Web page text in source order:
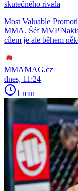
skutečného rivala
Most Valuable
MMA. Šéf MVP
cílem je ale během
MMAMAG.cz
dnes, 11:24
1 min